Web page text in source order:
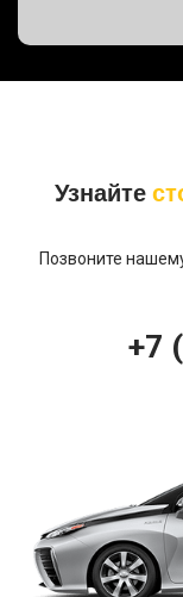
Узнайте
Позвоните
+7